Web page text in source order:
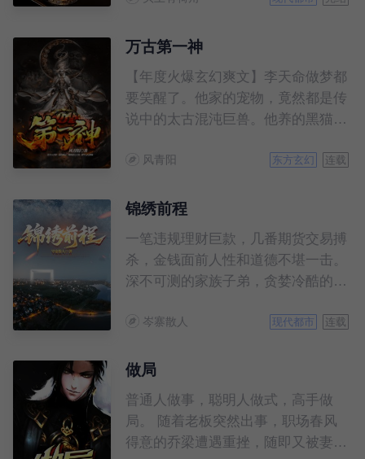
人。 他们是一个特殊的群体，
没了的摄像机。一团和气下面，藏着
多少永不见天日的秘密。行政夹克里
面，又包裹着多少颗激流暗涌的心。
揭开他们神秘的面纱。
万古第一神
【年度火爆玄幻爽文】李天命做梦都
要笑醒了。他家的宠物，竟然都是传
说中的太古混沌巨兽。他养的黑猫，
魔’。 从此，他驾驭十头太古混沌巨
天万界，踏平无尽神域。万物生灵，
风青阳 东方玄幻 连载
锦绣前程
一笔违规理财巨款，几番期货交易搏
杀，金钱面前人性和道德不堪一击。
深不可测的家族子弟，贪婪冷酷的利
灿烂的绝世红颜，正义与邪恶、阴谋
走得更远、攀得更高，一切都在大幕
岑寨散人 现代都市 连载
做局
普通人做事，聪明人做式，高手做
局。 随着老板突然出事，职场春风
得意的乔梁遭遇重挫，随即又被妻子